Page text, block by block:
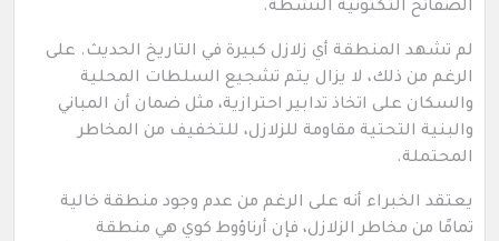
الصفائح التكتونية النشطة.
لم تشهد المنطقة أي زلازل كبيرة في التاريخ الحديث. على
الرغم من ذلك، لا يزال يتم تشجيع السلطات المحلية
والسكان على اتخاذ تدابير احترازية، مثل ضمان أن المباني
والبنية التحتية مقاومة للزلازل، للتخفيف من المخاطر
المحتملة.
يعتقد الخبراء أنه على الرغم من عدم وجود منطقة خالية
تمامًا من مخاطر الزلازل، فإن أرناؤوط كوي هي منطقة